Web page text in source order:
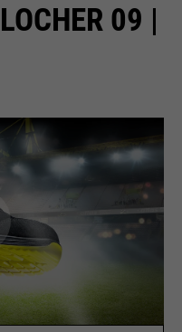
09 |